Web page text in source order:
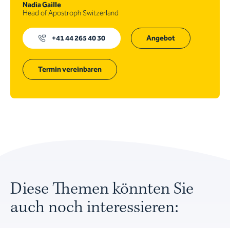
Nadia Gaille
Head of Apostroph Switzerland
+41 44 265 40 30 Angebot
Termin vereinbaren
Diese Themen könnten Sie
auch noch interessieren: